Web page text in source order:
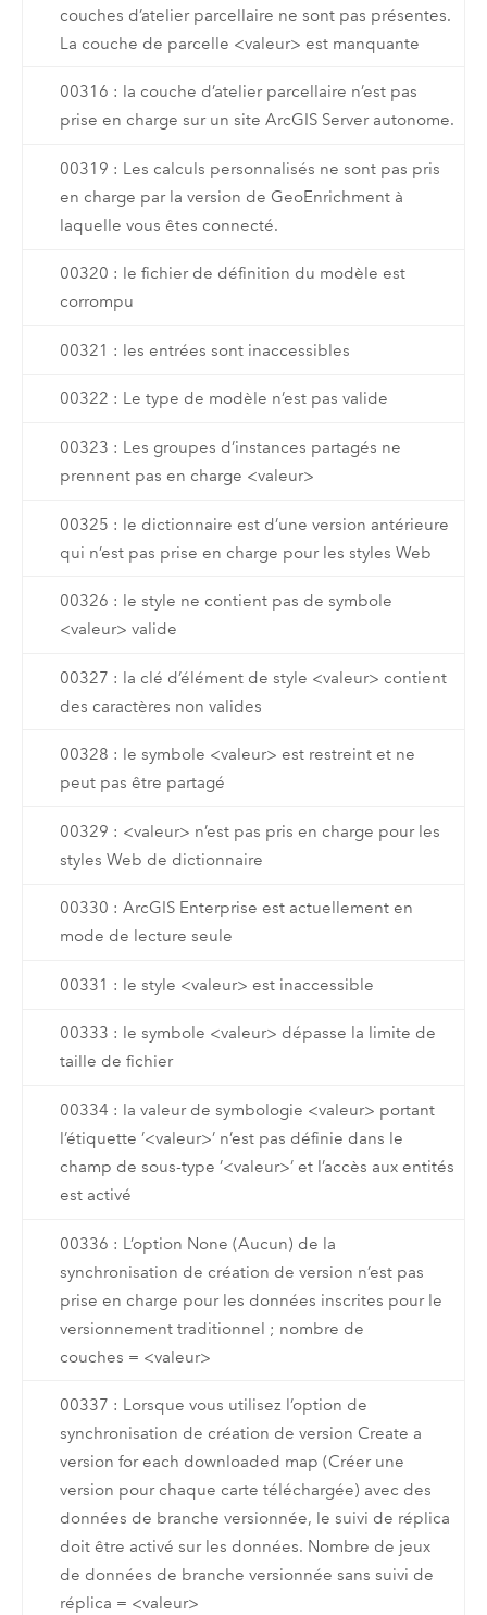
couches d’atelier parcellaire ne sont pas présentes.
La couche de parcelle <valeur> est manquante
00316 : la couche d’atelier parcellaire n’est pas
prise en charge sur un site ArcGIS Server autonome.
00319 : Les calculs personnalisés ne sont pas pris
en charge par la version de GeoEnrichment à
laquelle vous êtes connecté.
00320 : le fichier de définition du modèle est
corrompu
00321 : les entrées sont inaccessibles
00322 : Le type de modèle n’est pas valide
00323 : Les groupes d’instances partagés ne
prennent pas en charge <valeur>
00325 : le dictionnaire est d’une version antérieure
qui n’est pas prise en charge pour les styles Web
00326 : le style ne contient pas de symbole
<valeur> valide
00327 : la clé d’élément de style <valeur> contient
des caractères non valides
00328 : le symbole <valeur> est restreint et ne
peut pas être partagé
00329 : <valeur> n’est pas pris en charge pour les
styles Web de dictionnaire
00330 : ArcGIS Enterprise est actuellement en
mode de lecture seule
00331 : le style <valeur> est inaccessible
00333 : le symbole <valeur> dépasse la limite de
taille de fichier
00334 : la valeur de symbologie <valeur> portant
l’étiquette ’<valeur>’ n’est pas définie dans le
champ de sous-type ’<valeur>’ et l’accès aux entités
est activé
00336 : L’option None (Aucun) de la
synchronisation de création de version n’est pas
prise en charge pour les données inscrites pour le
versionnement traditionnel ; nombre de
couches = <valeur>
00337 : Lorsque vous utilisez l’option de
synchronisation de création de version Create a
version for each downloaded map (Créer une
version pour chaque carte téléchargée) avec des
données de branche versionnée, le suivi de réplica
doit être activé sur les données. Nombre de jeux
de données de branche versionnée sans suivi de
réplica = <valeur>